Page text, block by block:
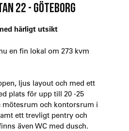
22 - GÖTEBORG
härligt utsikt
en fin lokal om 273 kvm
ljus layout och med ett
plats för upp till 20 -25
mötesrum och kontorsrum i
ett trevligt pentry och
även WC med dusch.